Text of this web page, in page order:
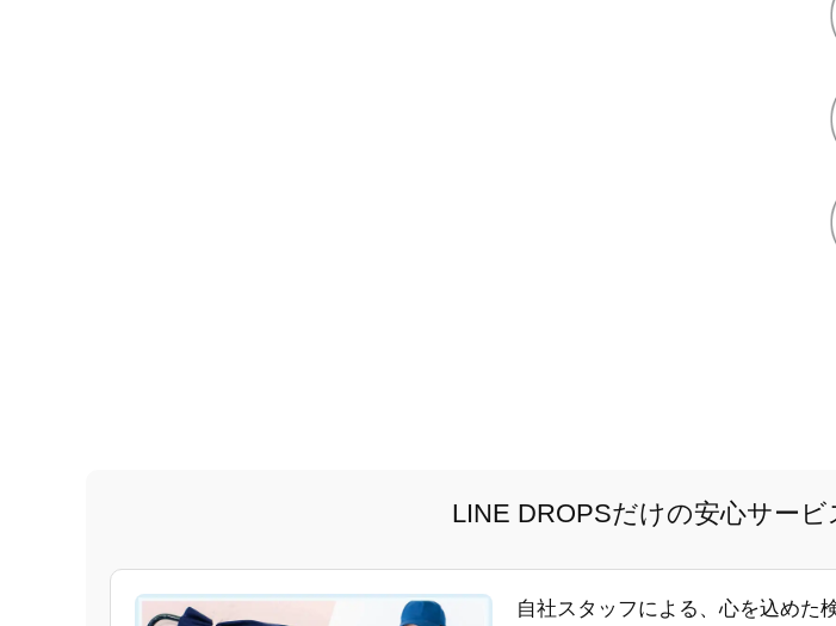
LINE DROPSだけの安心サー
自社スタッフによる、心を込めた